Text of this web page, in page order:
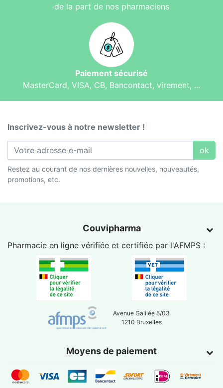
de la part de nos pharmaciens
Paiement sécurisé
MasterCard, VISA, CB, Bancontact, virement, ...
Inscrivez-vous à notre newsletter !
ok
Restez au courant de nos dernières nouvelles, nouveautés,
promotions, etc.
Couvipharma
Pharmacie en ligne vérifiée et certifiée par l'AFMPS :
Avenue Galilée 5/03
1210 Bruxelles
Moyens de paiement